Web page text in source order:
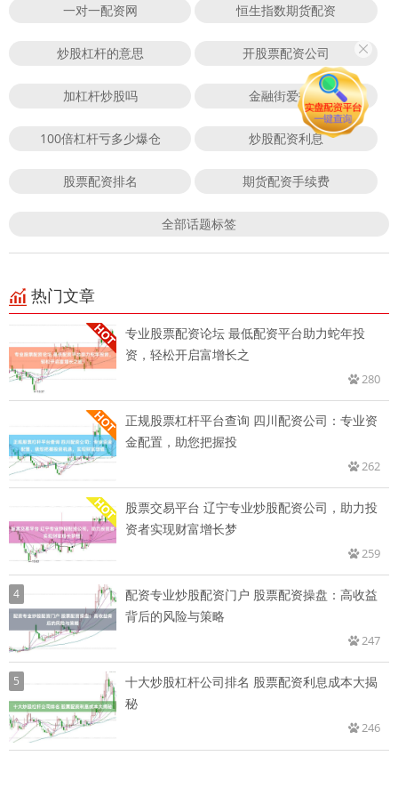
一对一配资网 恒生指数期货配资
炒股杠杆的意思 开股票配资公司
加杠杆炒股吗 金融街爱投顾
100倍杠杆亏多少爆仓 炒股配资利息
股票配资排名 期货配资手续费
全部话题标签
热门文章
专业股票配资论坛 最低配资平台助力蛇年投
资，轻松开启富增长之
280
正规股票杠杆平台查询 四川配资公司：专业资
金配置，助您把握投
262
股票交易平台 辽宁专业炒股配资公司，助力投
资者实现财富增长梦
259
4
配资专业炒股配资门户 股票配资操盘：高收益
背后的风险与策略
247
5
十大炒股杠杆公司排名 股票配资利息成本大揭
秘
246